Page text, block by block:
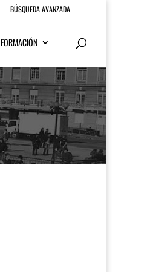
BÚSQUEDA AVANZADA
FORMACIÓN